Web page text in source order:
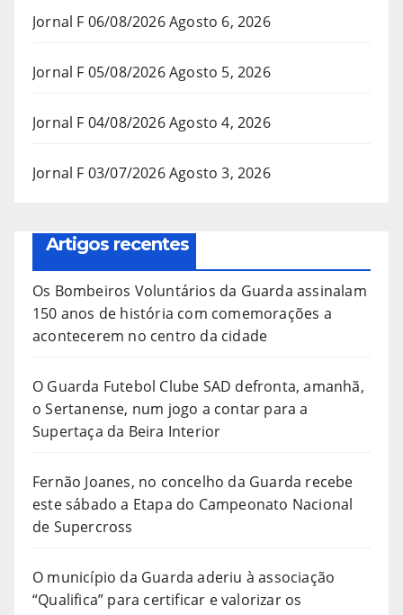
Jornal F 06/08/2026Agosto 6, 2026
Jornal F 05/08/2026Agosto 5, 2026
Jornal F 04/08/2026Agosto 4, 2026
Jornal F 03/07/2026Agosto 3, 2026
Artigos recentes
Os Bombeiros Voluntários da Guarda assinalam
150 anos de história com comemorações a
acontecerem no centro da cidade
O Guarda Futebol Clube SAD defronta, amanhã,
o Sertanense, num jogo a contar para a
Supertaça da Beira Interior
Fernão Joanes, no concelho da Guarda recebe
este sábado a Etapa do Campeonato Nacional
de Supercross
O município da Guarda aderiu à associação
“Qualifica” para certificar e valorizar os